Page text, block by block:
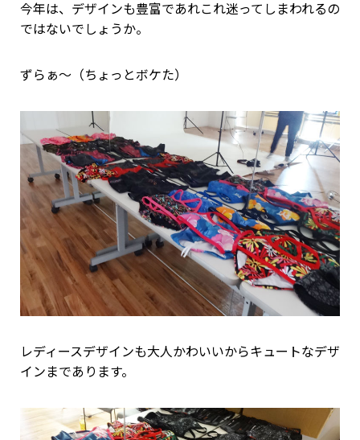
今年は、デザインも豊富であれこれ迷ってしまわれるの
ではないでしょうか。
ずらぁ～（ちょっとボケた）
レディースデザインも大人かわいいからキュートなデザ
インまであります。